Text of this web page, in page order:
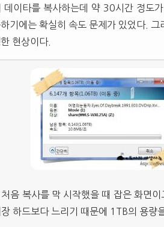
데이타를 복사하는데 약 30시간 정도
기에는 확실히 속도 문제가 있었다.
현상이다.
처음 복사를 막 시작했을 때 잡은 화면
장 하드보다 느리기 때문에 1TB의 용량